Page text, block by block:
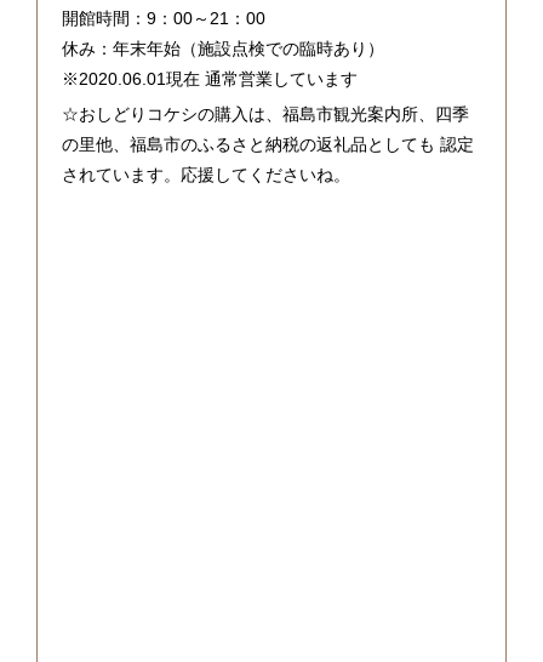
開館時間：9：00～21：00
休み：年末年始（施設点検での臨時あり）
※2020.06.01現在 通常営業しています
☆おしどりコケシの購入は、福島市観光案内所、四季
の里他、福島市のふるさと納税の返礼品としても 認定
されています。応援してくださいね。